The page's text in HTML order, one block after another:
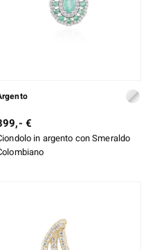
€
in argento con Smeraldo